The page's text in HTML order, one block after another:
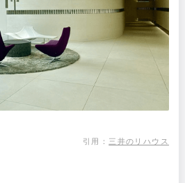
引用： 三井のリハウス